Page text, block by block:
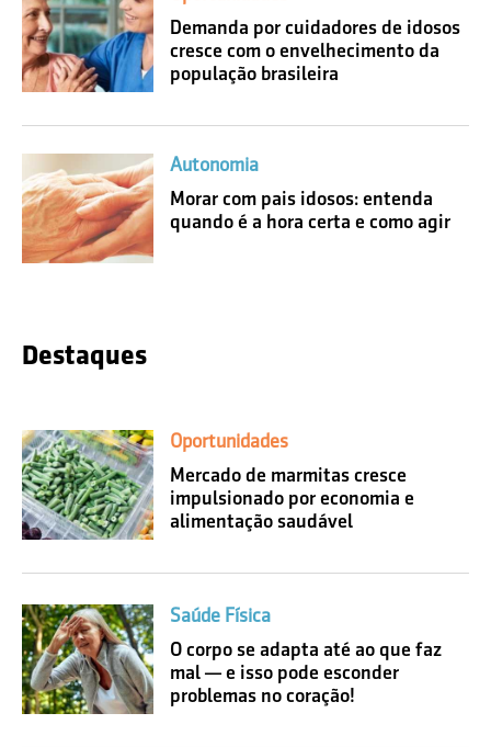
Demanda por cuidadores de idosos
cresce com o envelhecimento da
população brasileira
Autonomia
Morar com pais idosos: entenda
quando é a hora certa e como agir
Destaques
Oportunidades
Mercado de marmitas cresce
impulsionado por economia e
alimentação saudável
Saúde Física
O corpo se adapta até ao que faz
mal — e isso pode esconder
problemas no coração!